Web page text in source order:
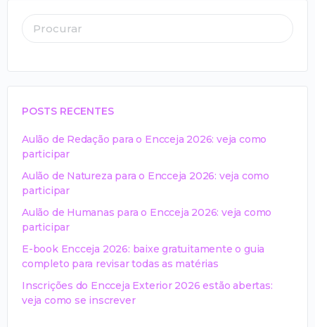
POSTS RECENTES
Aulão de Redação para o Encceja 2026: veja como
participar
Aulão de Natureza para o Encceja 2026: veja como
participar
Aulão de Humanas para o Encceja 2026: veja como
participar
E-book Encceja 2026: baixe gratuitamente o guia
completo para revisar todas as matérias
Inscrições do Encceja Exterior 2026 estão abertas:
veja como se inscrever